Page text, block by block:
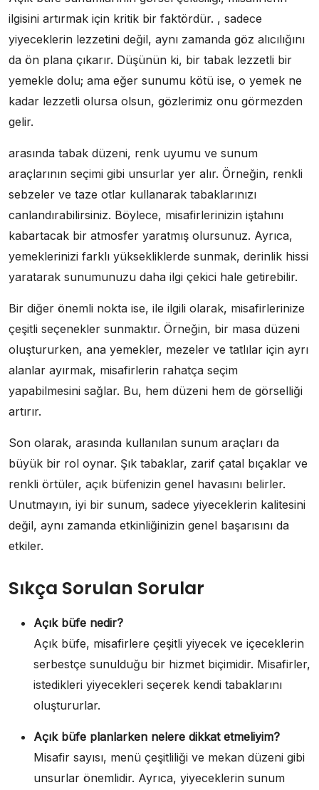
ilgisini artırmak için kritik bir faktördür. , sadece
yiyeceklerin lezzetini değil, aynı zamanda göz alıcılığını
da ön plana çıkarır. Düşünün ki, bir tabak lezzetli bir
yemekle dolu; ama eğer sunumu kötü ise, o yemek ne
kadar lezzetli olursa olsun, gözlerimiz onu görmezden
gelir.
arasında tabak düzeni, renk uyumu ve sunum
araçlarının seçimi gibi unsurlar yer alır. Örneğin, renkli
sebzeler ve taze otlar kullanarak tabaklarınızı
canlandırabilirsiniz. Böylece, misafirlerinizin iştahını
kabartacak bir atmosfer yaratmış olursunuz. Ayrıca,
yemeklerinizi farklı yüksekliklerde sunmak, derinlik hissi
yaratarak sunumunuzu daha ilgi çekici hale getirebilir.
Bir diğer önemli nokta ise, ile ilgili olarak, misafirlerinize
çeşitli seçenekler sunmaktır. Örneğin, bir masa düzeni
oluştururken, ana yemekler, mezeler ve tatlılar için ayrı
alanlar ayırmak, misafirlerin rahatça seçim
yapabilmesini sağlar. Bu, hem düzeni hem de görselliği
artırır.
Son olarak, arasında kullanılan sunum araçları da
büyük bir rol oynar. Şık tabaklar, zarif çatal bıçaklar ve
renkli örtüler, açık büfenizin genel havasını belirler.
Unutmayın, iyi bir sunum, sadece yiyeceklerin kalitesini
değil, aynı zamanda etkinliğinizin genel başarısını da
etkiler.
Sıkça Sorulan Sorular
Açık büfe nedir?
Açık büfe, misafirlere çeşitli yiyecek ve içeceklerin
serbestçe sunulduğu bir hizmet biçimidir. Misafirler,
istedikleri yiyecekleri seçerek kendi tabaklarını
oluştururlar.
Açık büfe planlarken nelere dikkat etmeliyim?
Misafir sayısı, menü çeşitliliği ve mekan düzeni gibi
unsurlar önemlidir. Ayrıca, yiyeceklerin sunum